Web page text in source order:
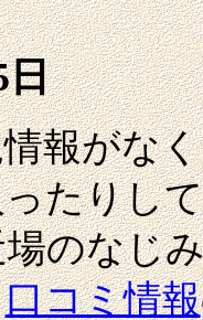
日
報がなく
たりし
のなじ
口コミ情報